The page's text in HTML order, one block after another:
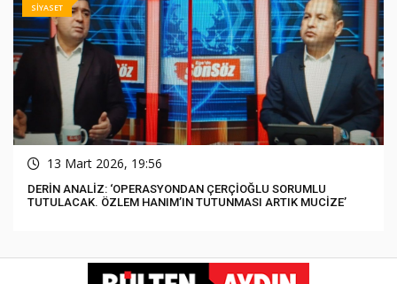
SİYASET
13 Mart 2026, 19:56
DERİN ANALİZ: ‘OPERASYONDAN ÇERÇİOĞLU SORUMLU
TUTULACAK. ÖZLEM HANIM’IN TUTUNMASI ARTIK MUCİZE’